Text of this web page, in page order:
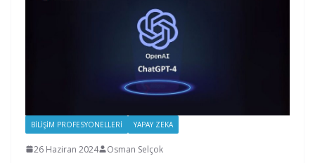
BILIŞIM PROFESYONELLERI YAPAY ZEKA
26 Haziran 2024 Osman Selçok